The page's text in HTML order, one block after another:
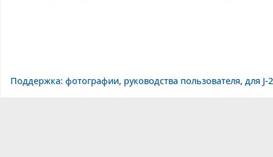
Поддержка: фотографии, руководства пользователя, для